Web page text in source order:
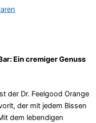
Ein cremiger Genuss
der Dr. Feelgood Orange
der mit jedem Bissen
dem lebendigen